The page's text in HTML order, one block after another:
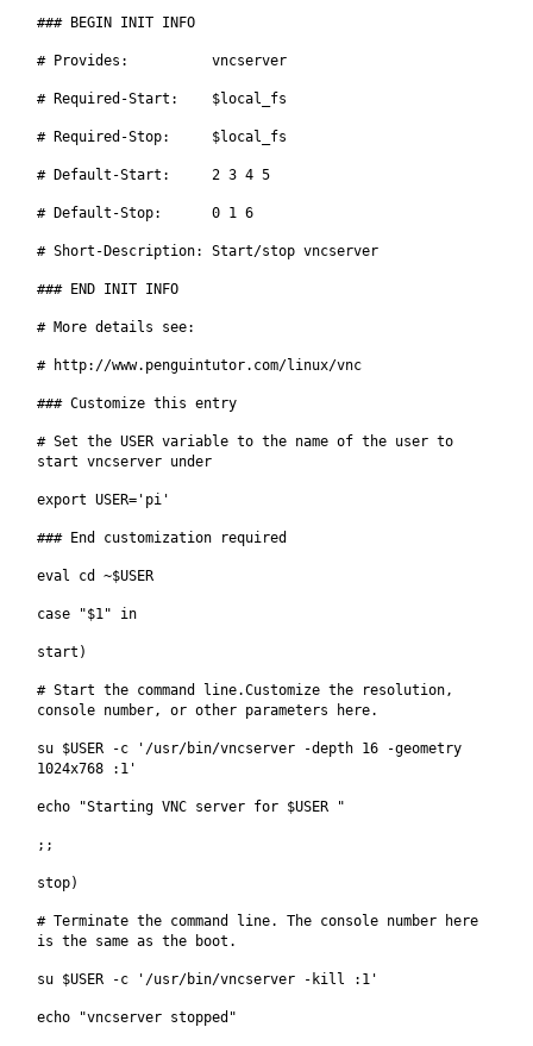
### BEGIN INIT INFO
# Provides: vncserver
# Required-Start: $local_fs
# Required-Stop: $local_fs
# Default-Start: 2 3 4 5
# Default-Stop: 0 1 6
# Short-Description: Start/stop vncserver
### END INIT INFO
# More details see:
# http://www.penguintutor.com/linux/vnc
### Customize this entry
# Set the USER variable to the name of the user to
start vncserver under
export USER='pi'
### End customization required
eval cd ~$USER
case "$1" in
start)
# Start the command line.Customize the resolution,
console number, or other parameters here.
su $USER -c '/usr/bin/vncserver -depth 16 -geometry
1024x768 :1'
echo "Starting VNC server for $USER "
;;
stop)
# Terminate the command line. The console number here
is the same as the boot.
su $USER -c '/usr/bin/vncserver -kill :1'
echo "vncserver stopped"